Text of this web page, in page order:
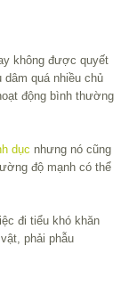
không được quyết
quá nhiều chủ
động bình thường
dục nhưng nó cũng
độ mạnh có thể
đi tiểu khó khăn
phải phẫu